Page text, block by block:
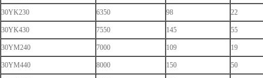
30YK230 6350 98 22
30YK430 7550 145 55
30YM240 7000 109 19
30YM440 8000 150 50